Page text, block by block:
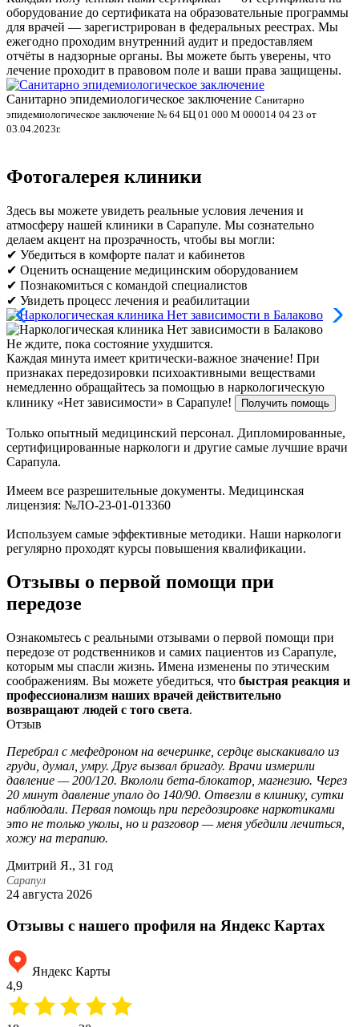
оборудование до сертификата на образовательные программы
для врачей — зарегистрирован в федеральных реестрах. Мы
ежегодно проходим внутренний аудит и предоставляем
отчёты в надзорные органы. Вы можете быть уверены, что
лечение проходит в правовом поле и ваши права защищены.
Санитарно эпидемиологическое заключение Санитарно
эпидемиологическое заключение № 64 БЦ 01 000 М 000014 04 23 от
03.04.2023г.
Фотогалерея клиники
Здесь вы можете увидеть реальные условия лечения и
атмосферу нашей клиники в Сарапуле. Мы сознательно
делаем акцент на прозрачность, чтобы вы могли:
✔ Убедиться в комфорте палат и кабинетов
✔ Оценить оснащение медицинским оборудованием
✔ Познакомиться с командой специалистов
✔ Увидеть процесс лечения и реабилитации
Не ждите, пока состояние ухудшится.
Каждая минута имеет критически-важное значение! При
признаках передозировки психоактивными веществами
немедленно обращайтесь за помощью в наркологическую
клинику «Нет зависимости» в Сарапуле!
Получить помощь
Только опытный медицинский персонал. Дипломированные,
сертифицированные наркологи и другие самые лучшие врачи
Сарапула.
Имеем все разрешительные документы. Медицинская
лицензия: №ЛО-23-01-013360
Используем самые эффективные методики. Наши наркологи
регулярно проходят курсы повышения квалификации.
Отзывы о первой помощи при
передозе
Ознакомьтесь с реальными отзывами о первой помощи при
передозе от родственников и самих пациентов из Сарапуле,
которым мы спасли жизнь. Имена изменены по этическим
соображениям. Вы можете убедиться, что быстрая реакция и
профессионализм наших врачей действительно
возвращают людей с того света.
Отзыв
Перебрал с мефедроном на вечеринке, сердце выскакивало из
груди, думал, умру. Друг вызвал бригаду. Врачи измерили
давление — 200/120. Вкололи бета-блокатор, магнезию. Через
20 минут давление упало до 140/90. Отвезли в клинику, сутки
наблюдали. Первая помощь при передозировке наркотиками
это не только уколы, но и разговор — меня убедили лечиться,
хожу на терапию.
Дмитрий Я., 31 год
Сарапул
24 августа 2026
Отзывы с нашего профиля на Яндекс Картах
Яндекс Карты
4,9